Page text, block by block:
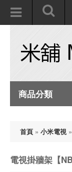
商品分類
首頁 » 小米電視»
電視掛牆架【